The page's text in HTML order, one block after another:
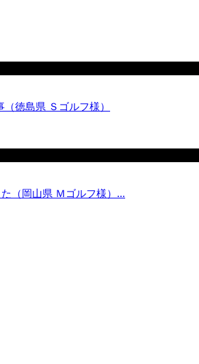
徳島県 Ｓゴルフ様）
（岡山県 Ｍゴルフ様）…